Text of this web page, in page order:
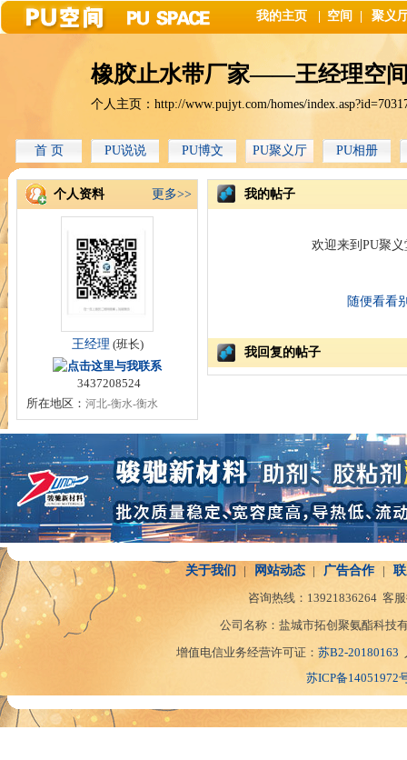
我的主页 空间 聚义
橡胶止水带厂家——王经理空
个人主页： http://www.pujyt.com/homes/
首 页 PU说说 PU博文 PU聚义厅 PU相册
个人资料 更多>>
王经理 (班长)
3437208524
所在地区： 河北-衡水-衡水
我的帖子
欢迎来到PU聚
随便看看
我回复的帖子
关于我们 | 网站动态 | 广告合作 |
咨询热线： 13921836264 客
公司名称：盐城市拓创聚氨酯科技
增值电信业务经营许可证： 苏B2-20180163
苏ICP备14051972